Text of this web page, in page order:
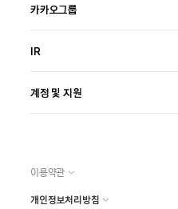
카카오그룹
IR
계정 및 지원
이용약관
개인정보처리방침